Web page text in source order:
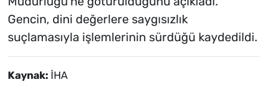
Gencin, dini değerlere saygısızlık
suçlamasıyla işlemlerinin sürdüğü kaydedildi.
Kaynak: İHA